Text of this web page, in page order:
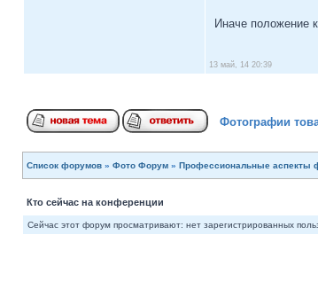
Иначе положение
13 май, 14 20:39
Фотографии
Список форумов » Фото Форум » Профессиональные аспекты
Кто сейчас на конференции
Сейчас этот форум просматривают: нет зарегистрированных